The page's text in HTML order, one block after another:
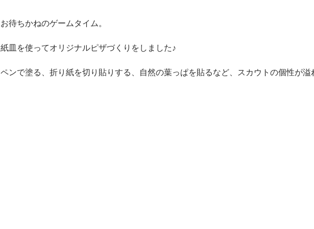
お待ちかねのゲームタイム。
紙皿を使ってオリジナルピザづくりをしました♪
ペンで塗る、折り紙を切り貼りする、自然の葉っぱを貼るなど、スカウトの個性が溢